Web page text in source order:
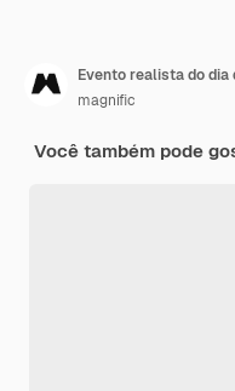
Evento realista do
magnific
Você também pode